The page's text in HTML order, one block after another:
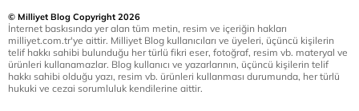
© Milliyet Blog Copyright 2026
İnternet baskısında yer alan tüm metin, resim ve içeriğin hakları
milliyet.com.tr'ye aittir. Milliyet Blog kullanıcıları ve üyeleri, üçüncü kişilerin
telif hakkı sahibi bulunduğu her türlü fikri eser, fotoğraf, resim vb. materyal ve
ürünleri kullanamazlar. Blog kullanıcı ve yazarlarının, üçüncü kişilerin telif
hakkı sahibi olduğu yazı, resim vb. ürünleri kullanması durumunda, her türlü
hukuki ve cezai sorumluluk kendilerine aittir.